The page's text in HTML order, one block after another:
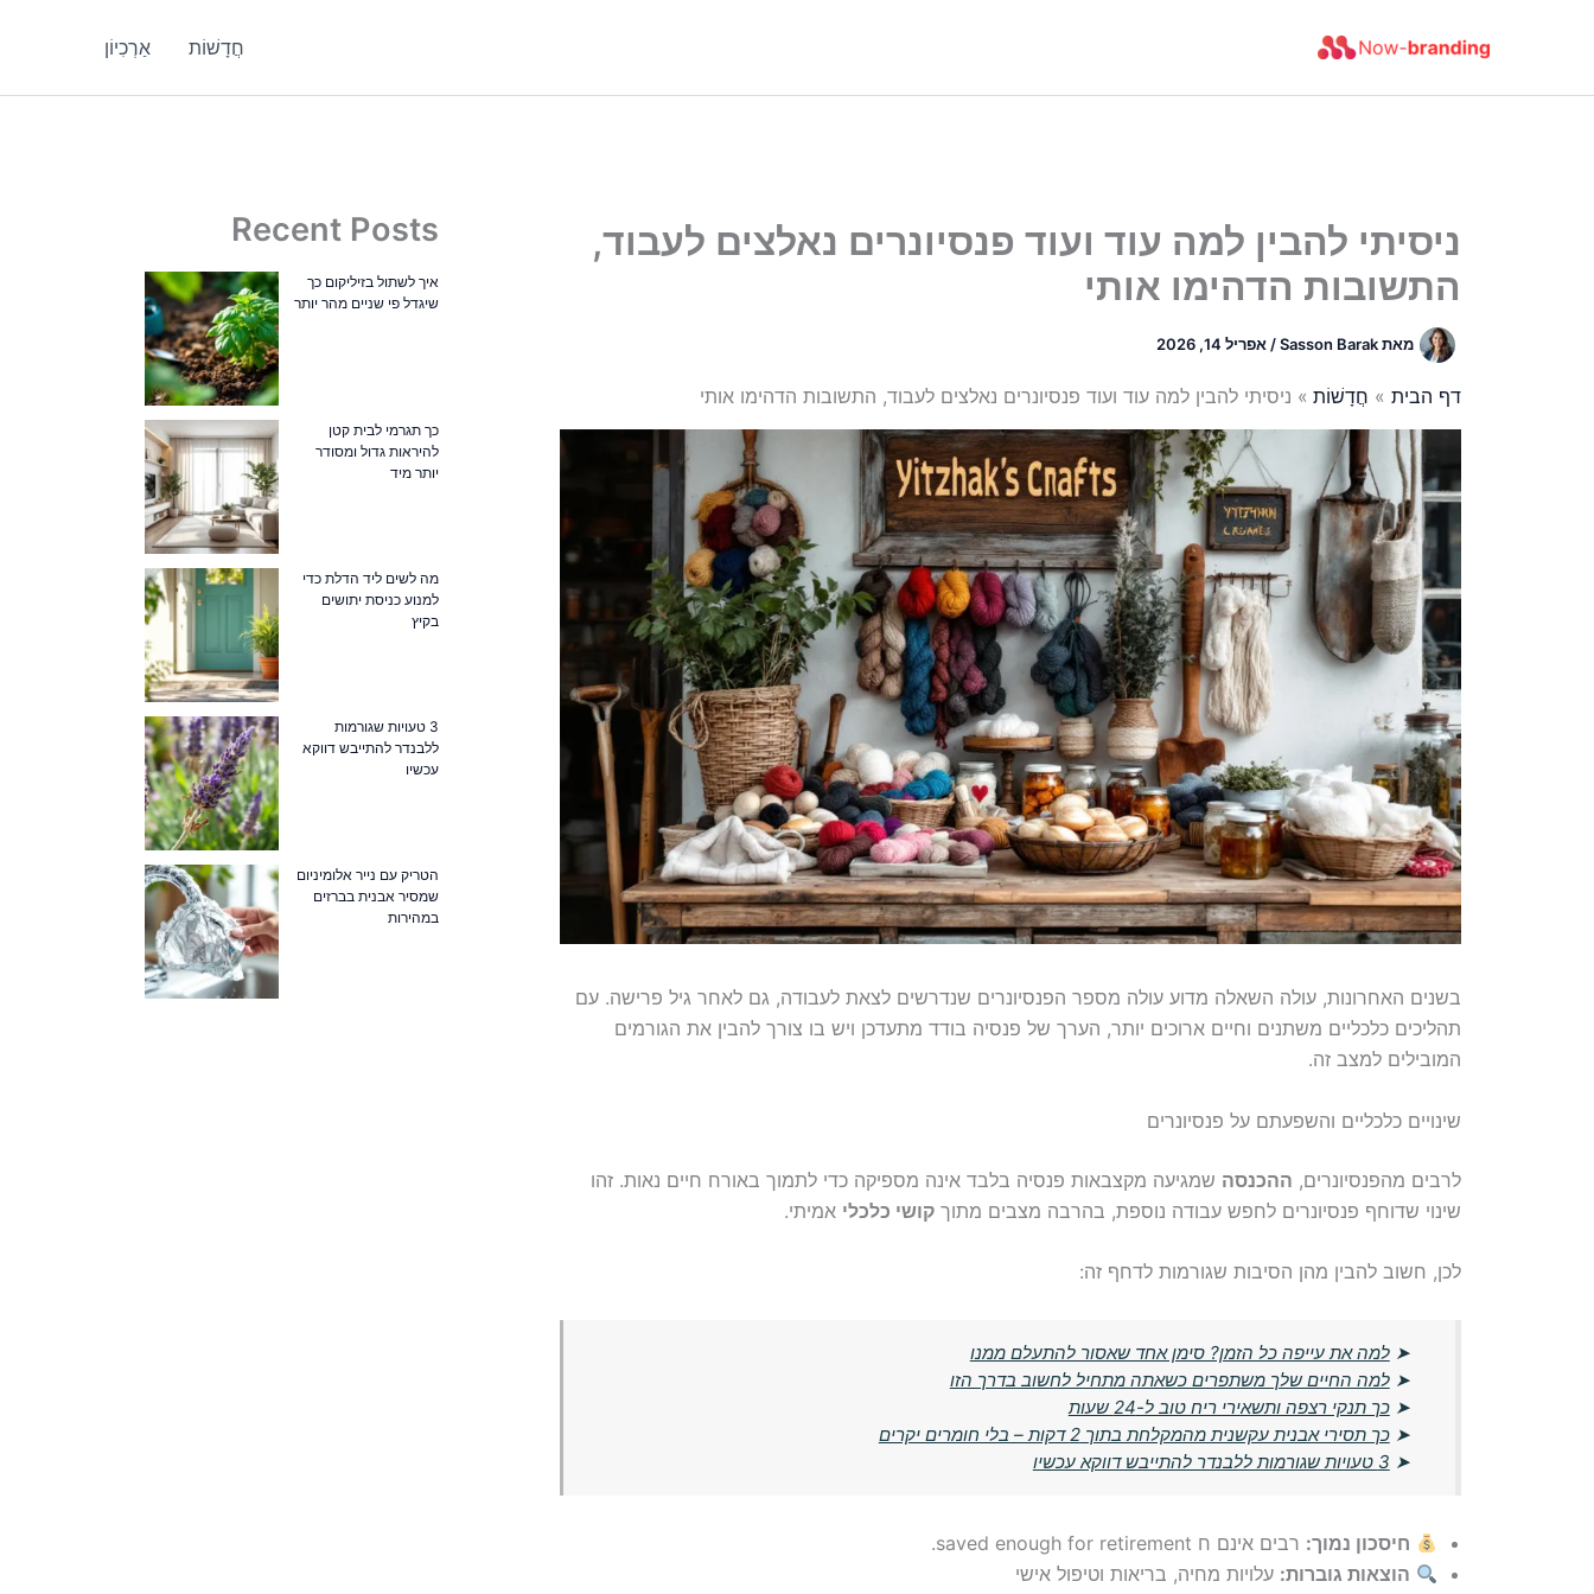
חֲדָשׁוֹת אַרְכִיוֹן
ניסיתי להבין למה עוד ועוד פנסיונרים נאלצים לעבוד,
התשובות הדהימו אותי
מאתSasson Barak
/ אפריל 14, 2026
דף הבית חֲדָשׁוֹת ניסיתי להבין למה עוד ועוד פנסיונרים נאלצים לעבוד, התשובות הדהימו אותי
בשנים האחרונות, עולה השאלה מדוע עולה מספר הפנסיונרים שנדרשים לצאת לעבודה, גם לאחר גיל פרישה. עם
תהליכים כלכליים משתנים וחיים ארוכים יותר, הערך של פנסיה בודד מתעדכן ויש בו צורך להבין את הגורמים
המובילים למצב זה.
שינויים כלכליים והשפעתם על פנסיונרים
לרבים מהפנסיונרים, ההכנסה שמגיעה מקצבאות פנסיה בלבד אינה מספיקה כדי לתמוך באורח חיים נאות. זהו
שינוי שדוחף פנסיונרים לחפש עבודה נוספת, בהרבה מצבים מתוך קושי כלכלי אמיתי.
לכן, חשוב להבין מהן הסיבות שגורמות לדחף זה:
➤למה את עייפה כל הזמן? סימן אחד שאסור להתעלם ממנו
➤למה החיים שלך משתפרים כשאתה מתחיל לחשוב בדרך הזו
➤כך תנקי רצפה ותשאירי ריח טוב ל-24 שעות
➤כך תסירי אבנית עקשנית מהמקלחת בתוך 2 דקות – בלי חומרים יקרים
➤ 3 טעויות שגורמות ללבנדר להתייבש דווקא עכשיו
חיסכון נמוך: רבים אינם ח saved enough for retirement.
הוצאות גוברות: עלויות מחיה, בריאות וטיפול אישי
Recent Posts
איך לשתול בזיליקום כך
שיגדל פי שניים מהר יותר
כך תגרמי לבית קטן
להיראות גדול ומסודר
יותר מיד
מה לשים ליד הדלת כדי
למנוע כניסת יתושים
בקיץ
3 טעויות שגורמות
ללבנדר להתייבש דווקא
עכשיו
הטריק עם נייר אלומיניום
שמסיר אבנית בברזים
במהירות